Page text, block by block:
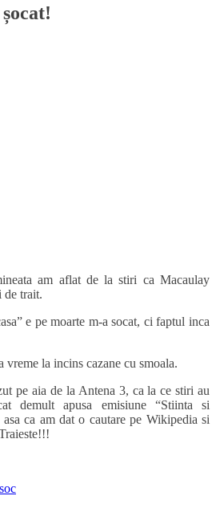
am aflat de la stiri ca Macaulay
de trait.
e pe moarte m-a socat, ci faptul inca
vreme la incins cazane cu smoala.
pe aia de la Antena 3, ca la ce stiri au
demult apusa emisiune “Stiinta si
ca am dat o cautare pe Wikipedia si